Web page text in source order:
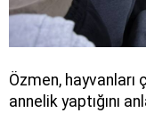
Özmen,
annelik yaptığını